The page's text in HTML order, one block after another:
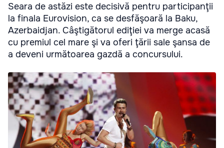
Seara de astăzi este decisivă pentru participanţii
la finala Eurovision, ca se desfăşoară la Baku,
Azerbaidjan. Câştigătorul ediţiei va merge acasă
cu premiul cel mare şi va oferi ţării sale şansa de
a deveni următoarea gazdă a concursului.